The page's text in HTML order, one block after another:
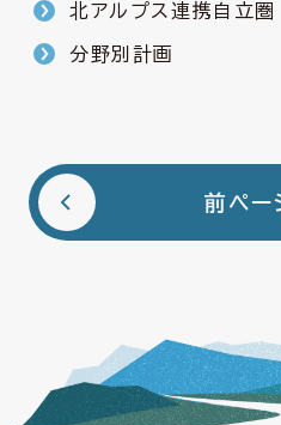
北アルプス連携自立圏
分野別計画
前ペー